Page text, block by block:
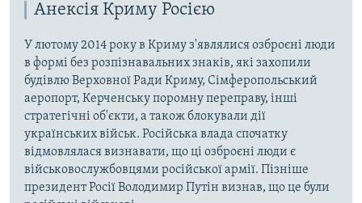
Анексія Криму Росією
У лютому 2014 року в Криму з'являлися озброєні люди
в формі без розпізнавальних знаків, які захопили
будівлю Верховної Ради Криму, Сімферопольський
аеропорт, Керченську поромну переправу, інші
стратегічні об'єкти, а також блокували дії
українських військ. Російська влада спочатку
відмовлялася визнавати, що ці озброєні люди є
військовослужбовцями російської армії. Пізніше
президент Росії Володимир Путін визнав, що це були